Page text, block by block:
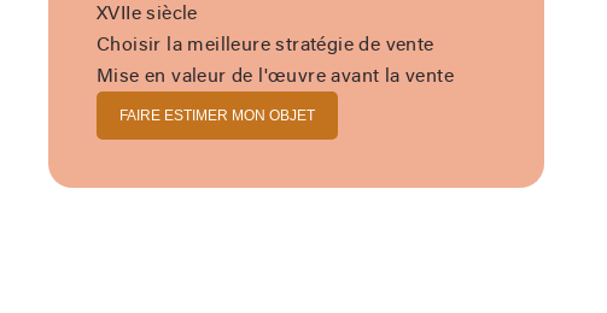
XVIIe siècle
Choisir la meilleure stratégie de vente
Mise en valeur de l'œuvre avant la vente
FAIRE ESTIMER MON OBJET